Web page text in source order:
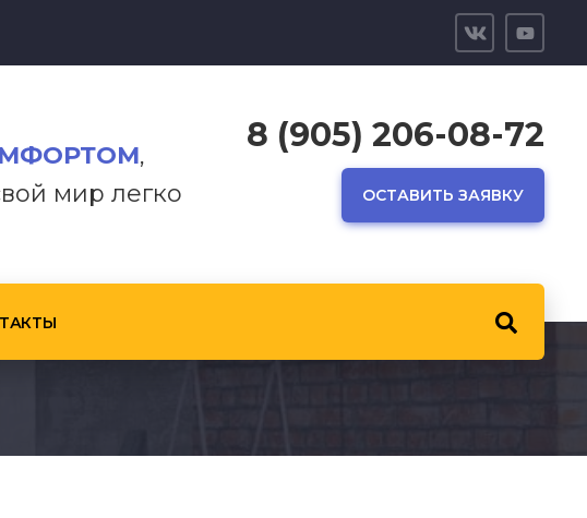
,
мир легко
8 (905) 206-08-72
ОСТАВИТЬ ЗАЯВКУ